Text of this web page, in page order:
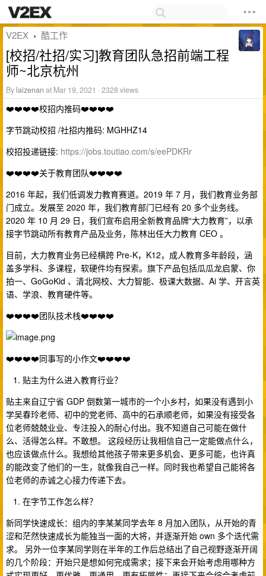
V2EX › 酷工作
[校招/社招/实习]教育团队急招前端工程
师~北京杭州
By laizenan at Mar 19, 2021 · 2328 views
❤️❤️❤️❤️校招内推码❤️❤️❤️❤️
字节跳动校招 /社招内推码: MGHHZ14
校招投递链接: https://jobs.toutiao.com/s/eePDKRr
❤️❤️❤️❤️关于教育团队❤️❤️❤️❤️
2016 年起，我们低调发力教育赛道。2019 年 7 月，我们教育业务部
门成立。发展至 2020 年，我们教育部门已经有 20 多个业务线。
2020 年 10 月 29 日，我们宣布启用全新教育品牌“大力教育”，以承
接字节跳动所有教育产品及业务，陈林出任大力教育 CEO 。
目前，大力教育业务已经横跨 Pre-K，K12，成人教育多年龄段，涵
盖多学科、多课程，软硬件均有探索。旗下产品包括瓜瓜龙启蒙、你
拍一、GoGoKid 、清北网校、大力智能、极课大数据、Ai 学、开言英
语、学浪、教育硬件等。
❤️❤️❤️❤️团队技术栈❤️❤️❤️❤️
❤️❤️❤️❤️同事写的小作文❤️❤️❤️❤️
贴主为什么进入教育行业？
贴主来自辽宁省 GDP 倒数第一城市的一个小乡村，如果没有遇到小
学吴春玲老师、初中的党老师、高中的石承顺老师，如果没有接受各
位老师兢兢业业、专注投入的耐心付出。我不知道自己可能在做什
么、活得怎么样。不敢想。 这段经历让我相信自己一定能做点什么，
也应该做点什么。我想给其他孩子带来更多机会、更多可能，也许真
的能改变了他们的一生，就像我自己一样。同时我也希望自己能将各
位老师的赤诚之心接力传递下去。
在字节工作怎么样？
新同学快速成长：组内的李某某同学去年 8 月加入团队，从开始的青
涩和茫然快速成长为能独当一面的大将，并逐渐开始 own 多个迭代需
求。 另外一位李某同学则在半年的工作后总结出了自己视野逐渐开阔
的几个阶段：开始只是想如何完成需求；接下来会开始考虑用哪种方